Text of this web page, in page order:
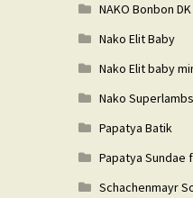
NAKO Bonbon
Nako Elit Baby
Nako Elit baby
Nako
Papatya Batik
Papatya Sundae
Schachenmayr